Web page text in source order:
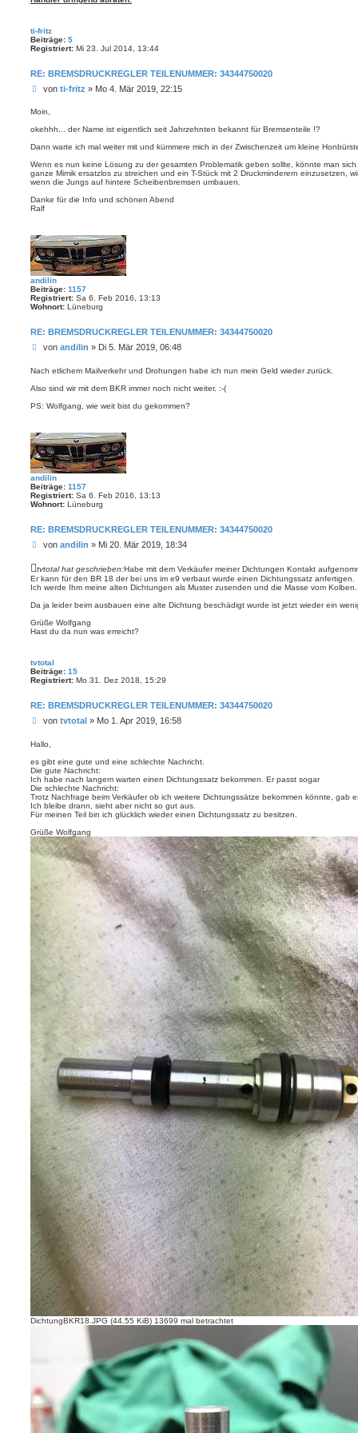
ti-fritz
Beiträge: 5
Registriert: Mi 23. Jul 2014, 13:44
RE: BREMSDRUCKREGLER TEILENUMMER: 34344750020
B
i
r
a
von ti-fritz » Mo 4. Mär 2019, 22:15
Moin,
okehhh... der Name ist eigentlich seit Jahrzehnten bekannt für Bremsenteile !?
Dann warte ich mal weiter mit und kümmere mich in der Zwischenzeit um kleine
Wenn es nun keine Lösung zu der gesamten Problematik geben sollte, könnte man
ganze Mimik ersatzlos zu streichen und ein T-Stück mit 2 Druckminderern einzusetzen,
wenn die Jungs auf hintere Scheibenbremsen umbauen.
Danke für die Info und schönen Abend
Ralf
andilin
Beiträge: 1157
Registriert: Sa 6. Feb 2016, 13:13
Wohnort: Lüneburg
RE: BREMSDRUCKREGLER TEILENUMMER: 34344750020
B
i
r
a
von andilin » Di 5. Mär 2019, 06:48
Nach etlichem Mailverkehr und Drohungen habe ich nun mein Geld wieder zurück.
Also sind wir mit dem BKR immer noch nicht weiter. :-(
PS: Wolfgang, wie weit bist du gekommen?
andilin
Beiträge: 1157
Registriert: Sa 6. Feb 2016, 13:13
Wohnort: Lüneburg
RE: BREMSDRUCKREGLER TEILENUMMER: 34344750020
B
i
t
r
g
von andilin » Mi 20. Mär 2019, 18:34
tvtotal hat geschrieben:Habe mit dem Verkäufer meiner Dichtungen Kontakt
Er kann für den BR 18 der bei uns im e9 verbaut wurde einen Dichtungssatz anfertigen.
Ich werde Ihm meine alten Dichtungen als Muster zusenden und die Masse vom Kolben.
Da ja leider beim ausbauen eine alte Dichtung beschädigt wurde ist jetzt wieder ein
Grüße Wolfgang
Hast du da nun was erreicht?
tvtotal
Beiträge: 15
Registriert: Mo 31. Dez 2018, 15:29
RE: BREMSDRUCKREGLER TEILENUMMER: 34344750020
B
i
r
a
g
von tvtotal» Mo 1. Apr 2019, 16:58
Hallo,
es gibt eine gute und eine schlechte Nachricht.
Die gute Nachricht:
Ich habe nach langem warten einen Dichtungssatz bekommen. Er passt sogar
Die schlechte Nachricht:
Trotz Nachfrage beim Verkäufer ob ich weitere Dichtungssätze bekommen könnte, gab
Ich bleibe drann, sieht aber nicht so gut aus.
Für meinen Teil bin ich glücklich wieder einen Dichtungssatz zu besitzen.
Grüße Wolfgang
DichtungBKR18.JPG (44.55 KiB) 13699 mal betrachtet